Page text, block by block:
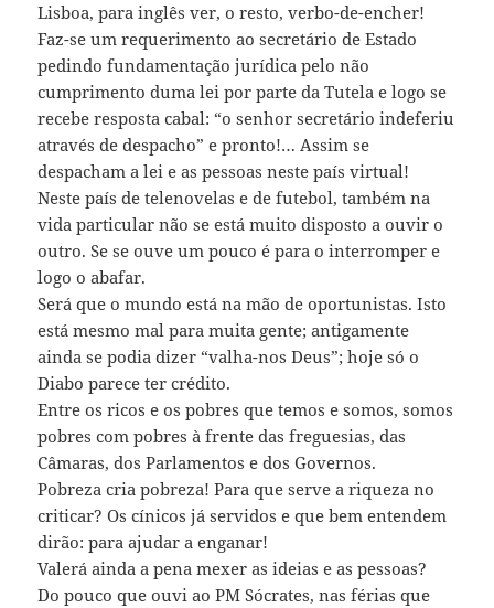
Lisboa, para inglês ver, o resto, verbo-de-encher!
Faz-se um requerimento ao secretário de Estado
pedindo fundamentação jurídica pelo não
cumprimento duma lei por parte da Tutela e logo se
recebe resposta cabal: “o senhor secretário indeferiu
através de despacho” e pronto!… Assim se
despacham a lei e as pessoas neste país virtual!
Neste país de telenovelas e de futebol, também na
vida particular não se está muito disposto a ouvir o
outro. Se se ouve um pouco é para o interromper e
logo o abafar.
Será que o mundo está na mão de oportunistas. Isto
está mesmo mal para muita gente; antigamente
ainda se podia dizer “valha-nos Deus”; hoje só o
Diabo parece ter crédito.
Entre os ricos e os pobres que temos e somos, somos
pobres com pobres à frente das freguesias, das
Câmaras, dos Parlamentos e dos Governos.
Pobreza cria pobreza! Para que serve a riqueza no
criticar? Os cínicos já servidos e que bem entendem
dirão: para ajudar a enganar!
Valerá ainda a pena mexer as ideias e as pessoas?
Do pouco que ouvi ao PM Sócrates, nas férias que